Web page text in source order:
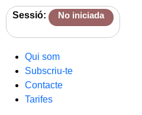
Sessió: No iniciada
Qui som
Subscriu-te
Contacte
Tarifes